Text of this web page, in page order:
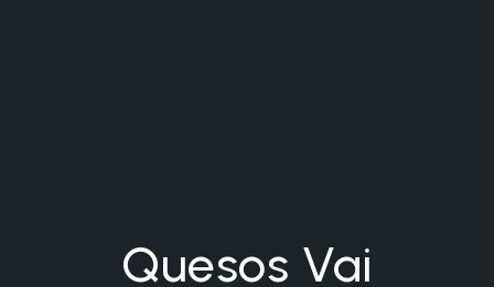
Quesos Vai